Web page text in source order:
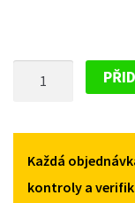
MERCEDES
SPRINTER
Každá
kontroly a